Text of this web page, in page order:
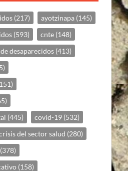
(217) ayotzinapa (145)
(593) cnte (148)
desaparecidos (413)
(445) covid-19 (532)
del sector salud (280)
(378)
(158)